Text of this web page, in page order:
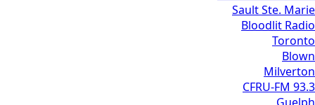
Sault Ste. Marie
Bloodlit Radio
Toronto
Blown
Milverton
CFRU-FM 93.3